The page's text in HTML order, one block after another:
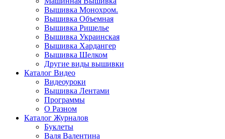
Вышивка Монохром.
Вышивка Объемная
Вышивка Ришелье
Вышивка Украинская
Вышивка Хардангер
Вышивка Шелком
Другие виды вышивки
Каталог Видео
Видеоуроки
Вышивка Лентами
Программы
О Разном
Каталог Журналов
Буклеты
Валя Валентина